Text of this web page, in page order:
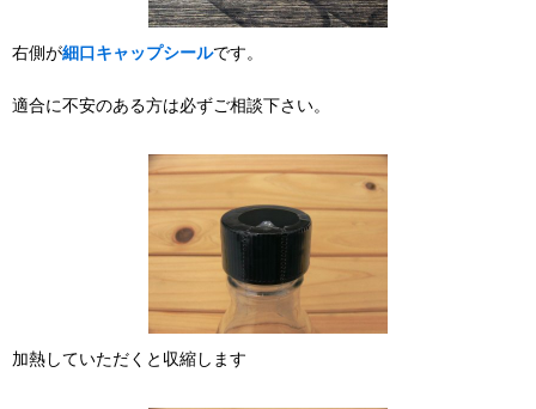
右側が細口キャップシールです。
適合に不安のある方は必ずご相談下さい。
加熱していただくと収縮します